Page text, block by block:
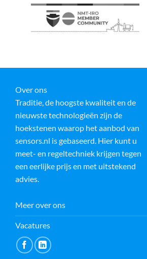
Over ons
Traditie, de hoogste kwaliteit en de
nieuwste technologieën zijn de
hoekstenen waarop het aanbod van
sensors.nl is gebaseerd. Hier kunt u
meet- en regeltechniek krijgen tegen
een eerlijke prijs en met uitstekend
advies.
Meer over ons
Vacatures